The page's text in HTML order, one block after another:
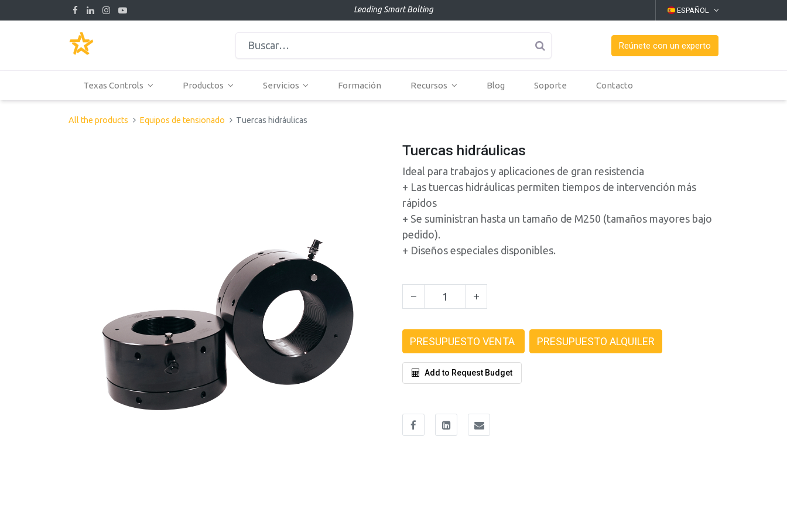
Leading Smart Bolting ESPAÑOL
Reúnete con un experto
Texas Controls Productos Servicios Formación Recursos Blog Soporte Contacto
All the products Equipos de tensionado Tuercas hidráulicas
Tuercas hidráulicas
Ideal para trabajos y aplicaciones de gran resistencia
+ Las tuercas hidráulicas permiten tiempos de intervención más
rápidos
+ Se suministran hasta un tamaño de M250 (tamaños mayores bajo
pedido).
+ Diseños especiales disponibles.
PRESUPUESTO VENTA PRESUPUESTO ALQUILER
Add to Request Budget